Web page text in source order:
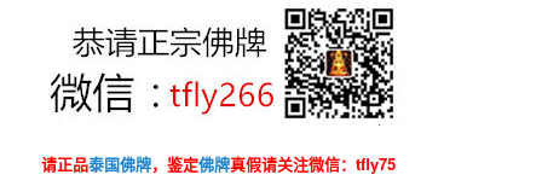
请正品泰国佛牌，鉴定佛牌真假请关注微信：tfly75